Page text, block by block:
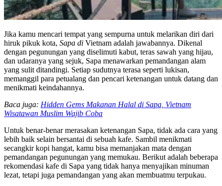
Jika kamu mencari tempat yang sempurna untuk melarikan diri dari
hiruk pikuk kota, Sapa di Vietnam adalah jawabannya. Dikenal
dengan pegunungan yang diselimuti kabut, teras sawah yang hijau,
dan udaranya yang sejuk, Sapa menawarkan pemandangan alam
yang sulit ditandingi. Setiap sudutnya terasa seperti lukisan,
memanggil para petualang dan pencari ketenangan untuk datang dan
menikmati keindahannya.
Baca juga: Hidden Gems Makanan Halal di Sapa, Vietnam
Wisatawan Muslim Wajib Coba
Untuk benar-benar merasakan ketenangan Sapa, tidak ada cara yang
lebih baik selain bersantai di sebuah kafe. Sambil menikmati
secangkir kopi hangat, kamu bisa memanjakan mata dengan
pemandangan pegunungan yang memukau. Berikut adalah beberapa
rekomendasi kafe di Sapa yang tidak hanya menyajikan minuman
lezat, tetapi juga pemandangan yang akan membuatmu terpukau.